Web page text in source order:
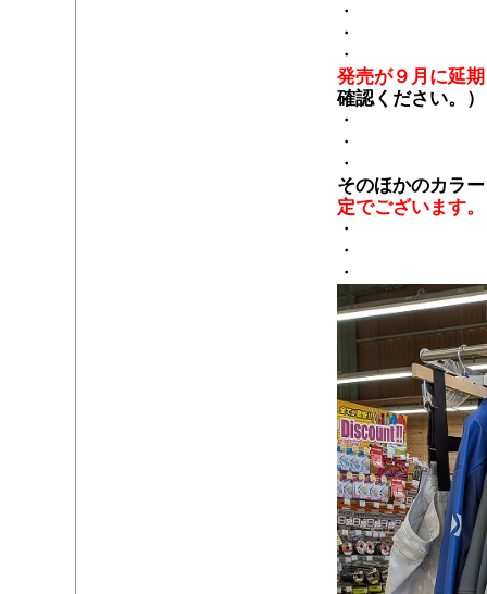
・
・
・
発売が９月に延期
確認ください。）
・
・
・
そのほかのカラ
定でございます。
・
・
・